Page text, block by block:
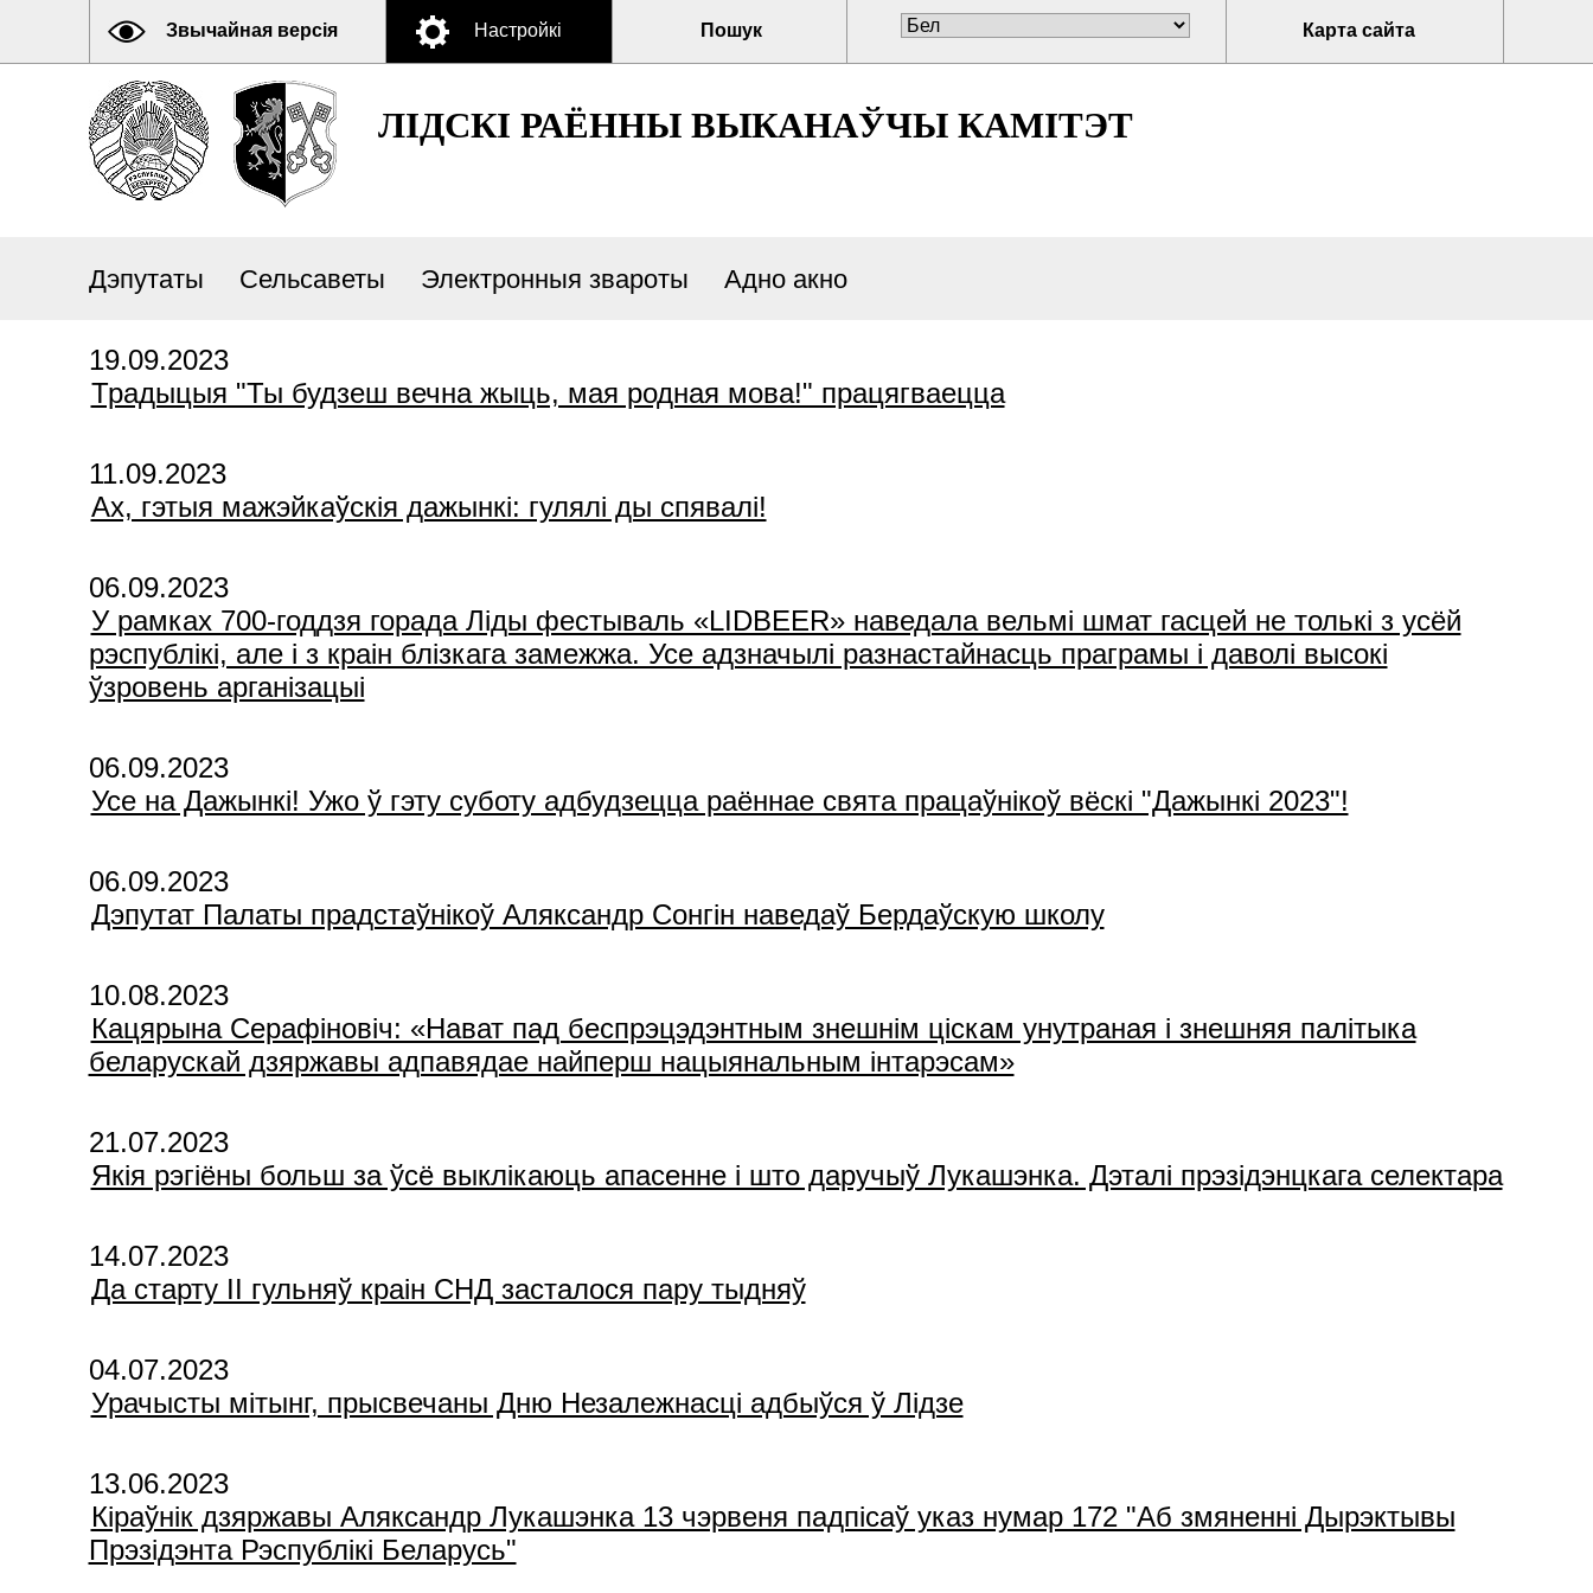
Звычайная версія Настройкі Пошук Карта сайта
ЛIДСКI РАЁННЫ ВЫКАНАЎЧЫ КАМІТЭТ
Дэпутаты Сельсаветы Электронныя звароты Адно акно
19.09.2023
Традыцыя "Ты будзеш вечна жыць, мая родная мова!" працягваецца
11.09.2023
Ах, гэтыя мажэйкаўскія дажынкі: гулялі ды спявалі!
06.09.2023
У рамках 700-годдзя горада Ліды фестываль «LIDBEER» наведала вельмі шмат гасцей не толькі з усёй
рэспублікі, але і з краін блізкага замежжа. Усе адзначылі разнастайнасць праграмы і даволі высокі
ўзровень арганізацыі
06.09.2023
Усе на Дажынкі! Ужо ў гэту суботу адбудзецца раённае свята працаўнікоў вёскі "Дажынкі 2023"!
06.09.2023
Дэпутат Палаты прадстаўнікоў Аляксандр Сонгін наведаў Бердаўскую школу
10.08.2023
Кацярына Серафіновіч: «Нават пад беспрэцэдэнтным знешнім ціскам унутраная і знешняя палітыка
беларускай дзяржавы адпавядае найперш нацыянальным інтарэсам»
21.07.2023
Якія рэгіёны больш за ўсё выклікаюць апасенне і што даручыў Лукашэнка. Дэталі прэзідэнцкага селектара
14.07.2023
Да старту II гульняў краін СНД засталося пару тыдняў
04.07.2023
Урачысты мiтынг, прысвечаны Дню Незалежнасцi адбыўся ў Лiдзе
13.06.2023
Кіраўнік дзяржавы Аляксандр Лукашэнка 13 чэрвеня падпісаў указ нумар 172 "Аб змяненні Дырэктывы
Прэзідэнта Рэспублікі Беларусь"